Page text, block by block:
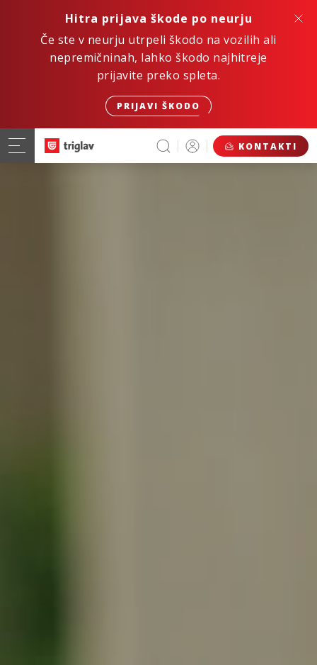
Hitra prijava škode po neurju
Če ste v neurju utrpeli škodo na vozilih ali
nepremičninah, lahko škodo najhitreje
prijavite preko spleta.
PRIJAVI ŠKODO
KONTAKTI